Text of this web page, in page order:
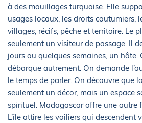
à des mouillages turquoise. Elle
usages locaux, les droits coutumiers,
villages, récifs, pêche et territoire. Le
seulement un visiteur de passage. Il
jours ou quelques semaines, un hôte.
débarque autrement. On demande
le temps de parler. On découvre que
seulement un décor, mais un espace
spirituel. Madagascar offre une autre
L’île attire les voiliers qui descendent